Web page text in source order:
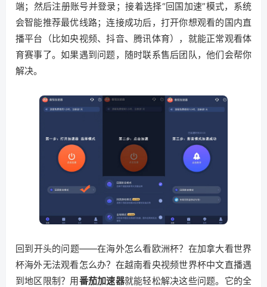
端；然后注册账号并登录；接着选择“回国加速”模式，系统
会智能推荐最优线路；连接成功后，打开你想观看的国内直
播平台（比如央视频、抖音、腾讯体育），就能正常观看体
育赛事了。如果遇到问题，随时联系售后团队，他们会帮你
解决。
回到开头的问题——在海外怎么看欧洲杯？在加拿大看世界
杯海外无法观看怎么办？在越南看央视频世界杯中文直播遇
到地区限制？用番茄加速器就能轻松解决这些问题。它的全